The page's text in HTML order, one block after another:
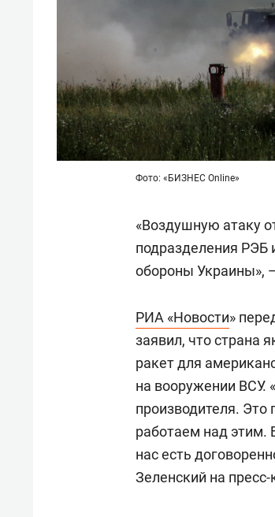
Фото: «БИЗНЕС Online»
«Воздушную атаку
подразделения РЭБ
обороны Украины»,
РИА «Новости»
заявил, что страна
ракет для
на вооружении ВСУ.
производителя.
работаем над этим.
нас есть
Зеленский на